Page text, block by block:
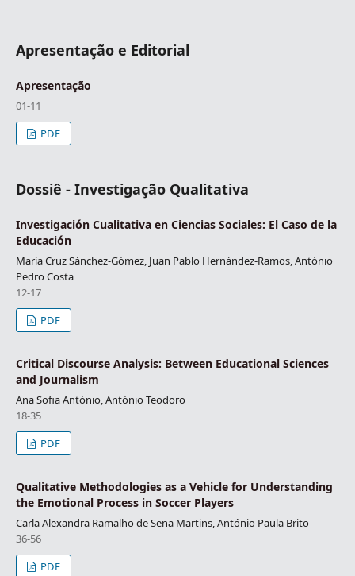
Apresentação e Editorial
Apresentação
01-11
PDF
Dossiê - Investigação Qualitativa
Investigación Cualitativa en Ciencias Sociales: El Caso de la
Educación
María Cruz Sánchez-Gómez, Juan Pablo Hernández-Ramos, António
Pedro Costa
12-17
PDF
Critical Discourse Analysis: Between Educational Sciences
and Journalism
Ana Sofia António, António Teodoro
18-35
PDF
Qualitative Methodologies as a Vehicle for Understanding
the Emotional Process in Soccer Players
Carla Alexandra Ramalho de Sena Martins, António Paula Brito
36-56
PDF